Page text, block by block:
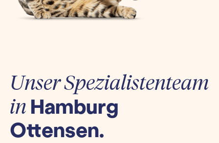
Unser Spezialistenteam
in Hamburg
Ottensen.